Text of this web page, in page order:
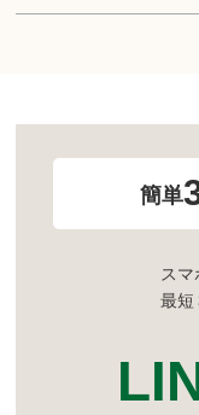
簡単
スマ
最短